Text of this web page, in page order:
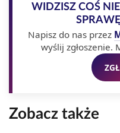
WIDZISZ COŚ
Napisz do nas przez
wyślij zgłoszenie.
Zobacz także